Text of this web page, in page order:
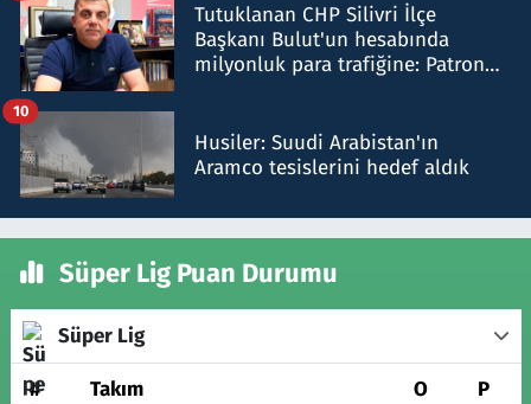
Tutuklanan CHP Silivri İlçe
Başkanı Bulut'un hesabında
milyonluk para trafiğine: Patron
Husiler: Suudi Arabistan'ın
Aramco tesislerini hedef aldık
10
Süper Lig Puan Durumu
Süper Lig
# Takım O P